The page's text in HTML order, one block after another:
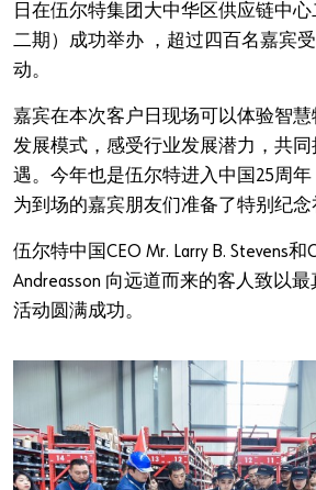
仅需三步即可完成注册并使用在线
能。
立即注册
日在伍尔特集团大中华区供应链中
二期）成功举办 ，超过四百名嘉宾
动。
嘉宾在本次客户日现场可以体验智
发展模式，感受行业发展潜力，共
遇。今年也是伍尔特进入中国25周
为到场的嘉宾朋友们准备了特别纪念
伍尔特中国CEO Mr. Larry B. Stevens和
Andreasson 向远道而来的客人致以
活动圆满成功。